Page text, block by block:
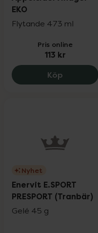
EKO
Flytande 473 ml
Pris online
113 kr
Köp Bragg
Nyhet
Enervit E.SPORT
PRESPORT (Tranbär)
Gelé 45 g